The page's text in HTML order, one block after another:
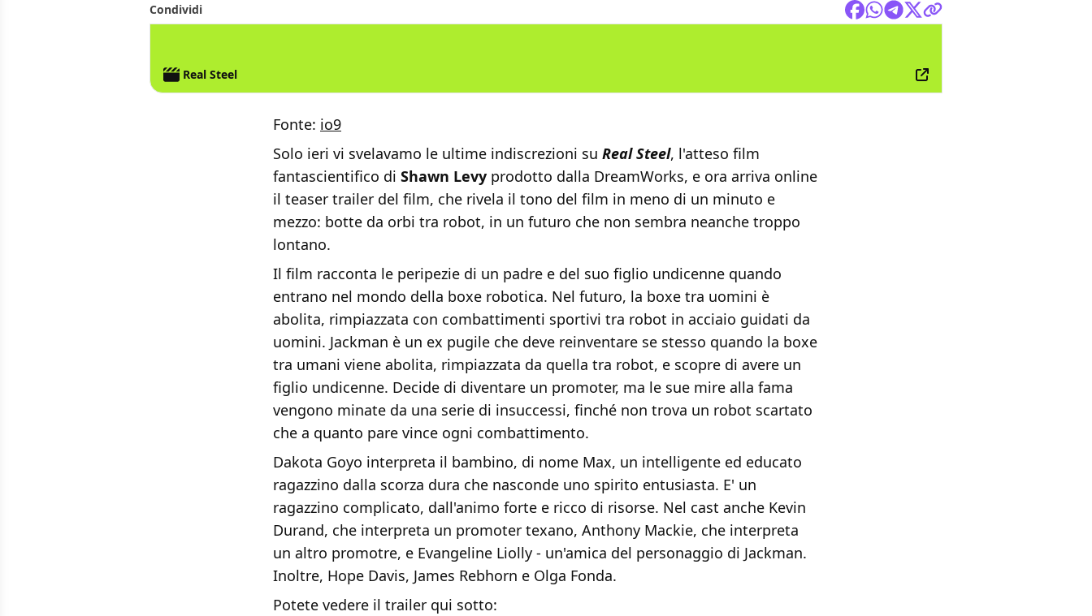
Condividi
Real Steel
Fonte: io9
Solo ieri vi svelavamo le ultime indiscrezioni su Real Steel, l'atteso film
fantascientifico di Shawn Levy prodotto dalla DreamWorks, e ora arriva online
il teaser trailer del film, che rivela il tono del film in meno di un minuto e
mezzo: botte da orbi tra robot, in un futuro che non sembra neanche troppo
lontano.
Il film racconta le peripezie di un padre e del suo figlio undicenne quando
entrano nel mondo della boxe robotica. Nel futuro, la boxe tra uomini è
abolita, rimpiazzata con combattimenti sportivi tra robot in acciaio guidati da
uomini. Jackman è un ex pugile che deve reinventare se stesso quando la boxe
tra umani viene abolita, rimpiazzata da quella tra robot, e scopre di avere un
figlio undicenne. Decide di diventare un promoter, ma le sue mire alla fama
vengono minate da una serie di insuccessi, finché non trova un robot scartato
che a quanto pare vince ogni combattimento.
Dakota Goyo interpreta il bambino, di nome Max, un intelligente ed educato
ragazzino dalla scorza dura che nasconde uno spirito entusiasta. E' un
ragazzino complicato, dall'animo forte e ricco di risorse. Nel cast anche Kevin
Durand, che interpreta un promoter texano, Anthony Mackie, che interpreta
un altro promotre, e Evangeline Liolly - un'amica del personaggio di Jackman.
Inoltre, Hope Davis, James Rebhorn e Olga Fonda.
Potete vedere il trailer qui sotto: